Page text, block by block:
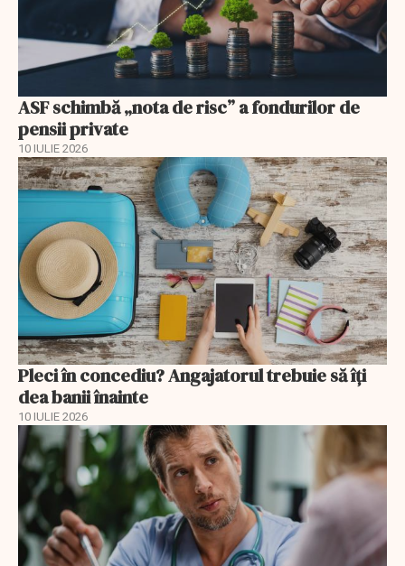
ASF schimbă „nota de risc” a fondurilor de
pensii private
10 IULIE 2026
Pleci în concediu? Angajatorul trebuie să îți
dea banii înainte
10 IULIE 2026